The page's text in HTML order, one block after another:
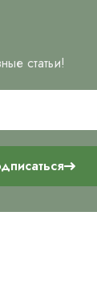
статьи!